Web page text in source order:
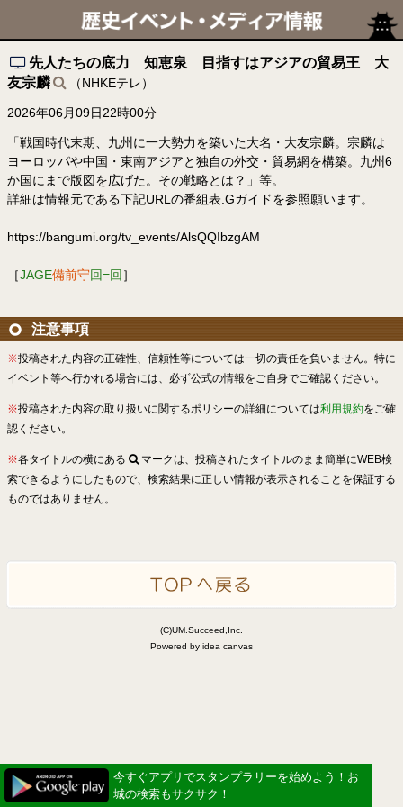
先人たちの底力 知恵泉 目指すはアジアの貿易王 大
友宗麟
（NHKEテレ）
2026年06月09日22時00分
「戦国時代末期、九州に一大勢力を築いた大名・大友宗麟。宗麟は
ヨーロッパや中国・東南アジアと独自の外交・貿易網を構築。九州6
か国にまで版図を広げた。その戦略とは？」等。
詳細は情報元である下記URLの番組表.Gガイドを参照願います。
https://bangumi.org/tv_events/AlsQQIbzgAM
［JAGE備前守回=回 ］
注意事項
※投稿された内容の正確性、信頼性等については一切の責任を負いません。特に
イベント等へ行かれる場合には、必ず公式の情報をご自身でご確認ください。
※投稿された内容の取り扱いに関するポリシーの詳細については利用規約をご確
認ください。
※各タイトルの横にある
マークは、投稿されたタイトルのまま簡単にWEB検
索できるようにしたもので、検索結果に正しい情報が表示されることを保証する
ものではありません。
(C)UM.Succeed,Inc.
Powered by idea canvas
今すぐアプリでスタンプラリーを始めよう！お
城の検索もサクサク！